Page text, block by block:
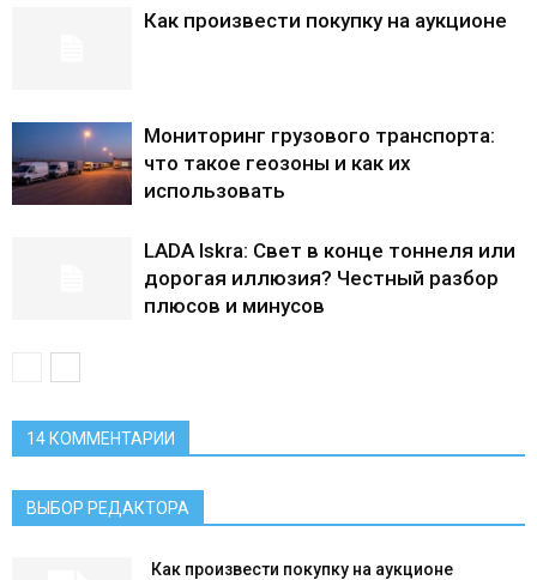
Как произвести покупку на аукционе
Мониторинг грузового транспорта:
что такое геозоны и как их
использовать
LADA Iskra: Свет в конце тоннеля или
дорогая иллюзия? Честный разбор
плюсов и минусов
14 КОММЕНТАРИИ
ВЫБОР РЕДАКТОРА
Как произвести покупку на аукционе